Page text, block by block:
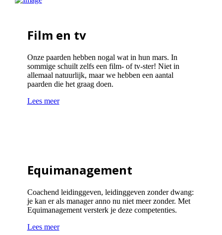
Film en tv
Onze paarden hebben nogal wat in hun mars. In
sommige schuilt zelfs een film- of tv-ster! Niet in
allemaal natuurlijk, maar we hebben een aantal
paarden die het graag doen.
Lees meer
Equimanagement
Coachend leidinggeven, leidinggeven zonder dwang:
je kan er als manager anno nu niet meer zonder. Met
Equimanagement versterk je deze competenties.
Lees meer